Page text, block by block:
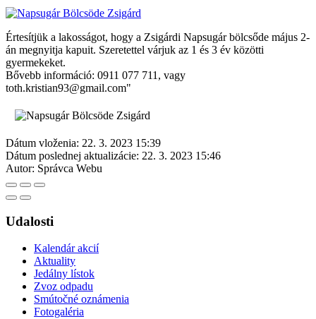
Értesítjük a lakosságot, hogy a Zsigárdi Napsugár bölcsőde május 2-
án megnyitja kapuit. Szeretettel várjuk az 1 és 3 év közötti
gyermekeket.
Bővebb információ: 0911 077 711, vagy
toth.kristian93@gmail.com"
Dátum vloženia: 22. 3. 2023 15:39
Dátum poslednej aktualizácie: 22. 3. 2023 15:46
Autor: Správca Webu
Udalosti
Kalendár akcií
Aktuality
Jedálny lístok
Zvoz odpadu
Smútočné oznámenia
Fotogaléria